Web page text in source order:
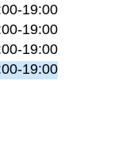
19:00
19:00
19:00
19:00